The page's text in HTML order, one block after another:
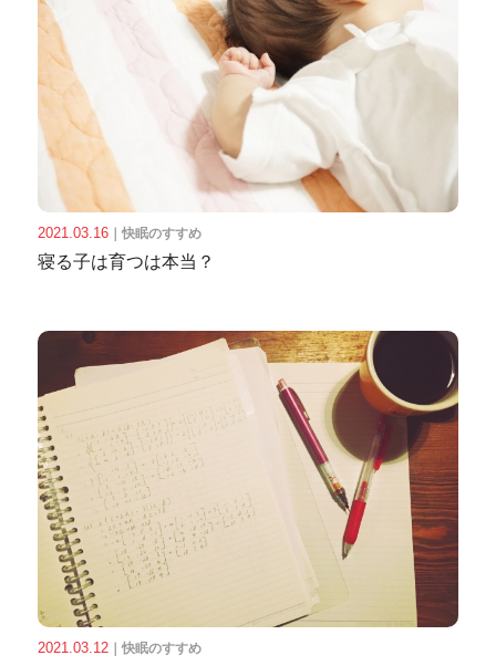
2021.03.16｜ 快眠のすすめ
寝る子は育つは本当？
2021.03.12｜ 快眠のすすめ